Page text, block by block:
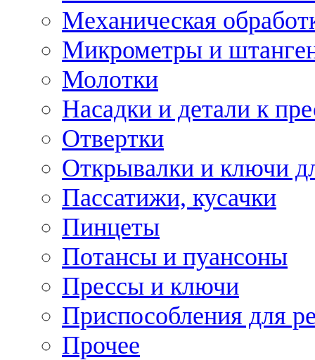
Механическая
Микрометры и
Молотки
Насадки и детали к
Отвертки
Открывалки и ключи
Пассатижи, кусачки
Пинцеты
Потансы и пуансоны
Прессы и ключи
Приспособления для
Прочее